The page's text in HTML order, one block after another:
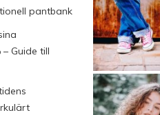
pantbank
Guide till